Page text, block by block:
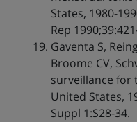
States, 1980-
Rep
Gaventa S,
Broome CV,
surveillance for
United States,
Suppl 1:S28-34.